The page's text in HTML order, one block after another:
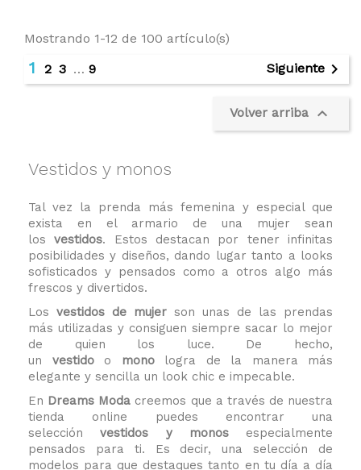
Mostrando 1-12 de 100 artículo(s)
1 2 3 … 9 Siguiente 
Volver arriba 
Vestidos y monos
Tal vez la prenda más femenina y especial que
exista en el armario de una mujer sean
losvestidos. Estos destacan por tener infinitas
posibilidades y diseños, dando lugar tanto a looks
sofisticados y pensados como a otros algo más
frescos y divertidos.
Los vestidos de mujer son unas de las prendas
más utilizadas y consiguen siempre sacar lo mejor
de quien los luce. De hecho,
un vestidoo monologra de la manera más
elegante y sencilla un look chic e impecable.
En Dreams Moda creemos que a través de nuestra
tienda online puedes encontrar una
selecciónvestidos y monosespecialmente
pensados para ti. Es decir, una selección de
modelos para que destaques tanto en tu día a día